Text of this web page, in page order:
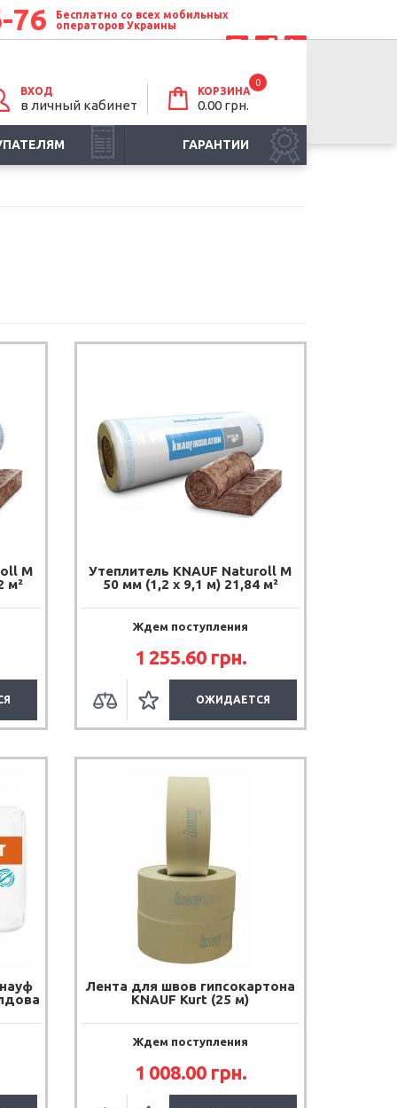
76
Бесплатно со всех мобильных
операторов Украины
ВХОД
в личный кабинет
КОРЗИНА
0
0.00 грн.
ГАРАНТИИ
M
м²
Утеплитель KNAUF Naturoll M
50 мм (1,2 х 9,1 м) 21,84 м²
Ждем поступления
1 255.60 грн.
ОЖИДАЕТСЯ
Лента для швов гипсокартона
KNAUF Kurt (25 м)
Ждем поступления
1 008.00 грн.